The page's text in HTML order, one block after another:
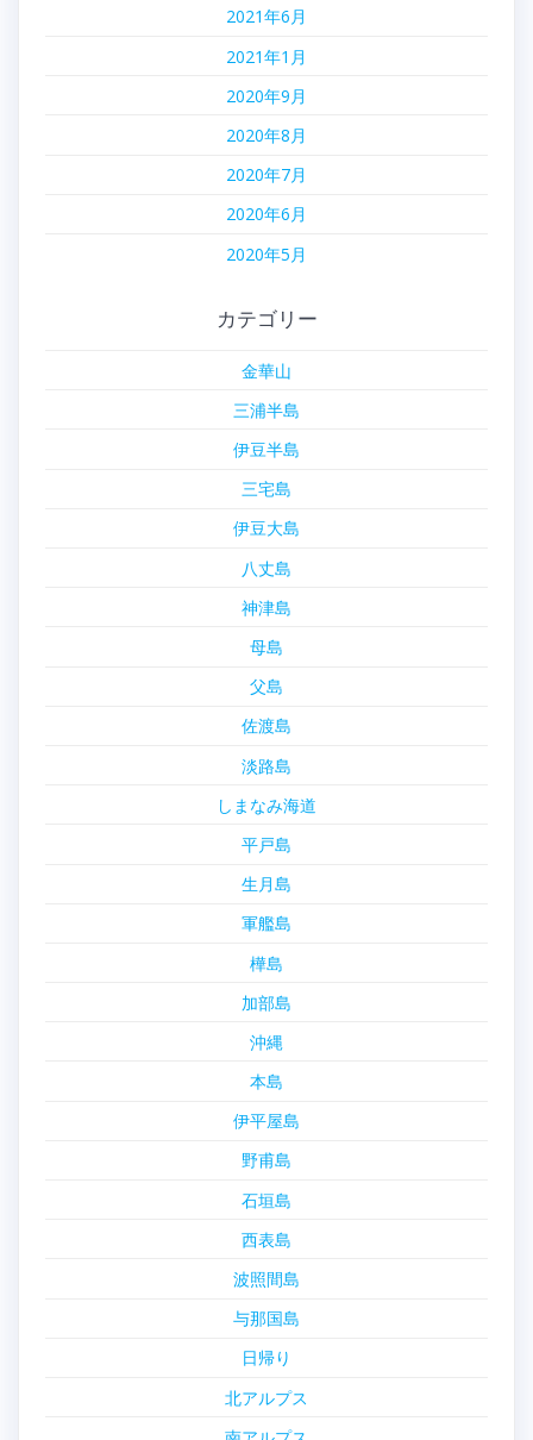
2021年6月
2021年1月
2020年9月
2020年8月
2020年7月
2020年6月
2020年5月
カテゴリー
金華山
三浦半島
伊豆半島
三宅島
伊豆大島
八丈島
神津島
母島
父島
佐渡島
淡路島
しまなみ海道
平戸島
生月島
軍艦島
樺島
加部島
沖縄
本島
伊平屋島
野甫島
石垣島
西表島
波照間島
与那国島
日帰り
北アルプス